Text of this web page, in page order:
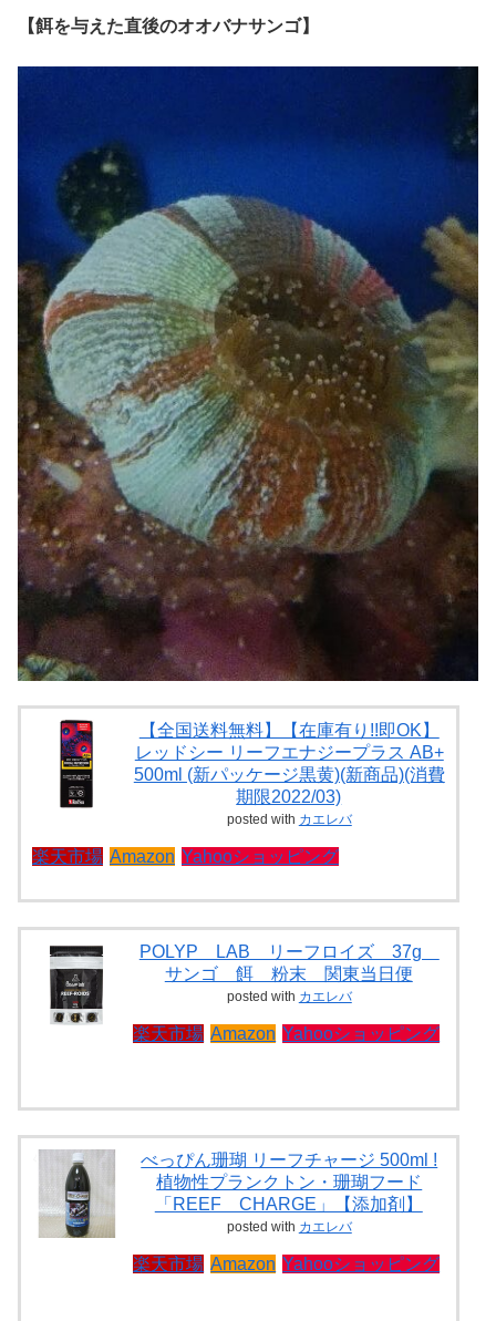
【餌を与えた直後のオオバナサンゴ】
【全国送料無料】【在庫有り!!即OK】
レッドシー リーフエナジープラス AB+
500ml (新パッケージ黒黄)(新商品)(消費
期限2022/03)
posted with カエレバ
楽天市場 Amazon Yahooショッピング
POLYP LAB リーフロイズ 37g
サンゴ 餌 粉末 関東当日便
posted with カエレバ
楽天市場 Amazon Yahooショッピング
べっぴん珊瑚 リーフチャージ 500ml !
植物性プランクトン・珊瑚フード
「REEF CHARGE」【添加剤】
posted with カエレバ
楽天市場 Amazon Yahooショッピング